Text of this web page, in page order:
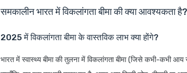
समकालीन भारत में विकलांगता बीमा की क्या आवश्यकता है?
2025 में विकलांगता बीमा के वास्तविक लाभ क्या होंगे?
भारत में स्वास्थ्य बीमा की तुलना में विकलांगता बीमा (जिसे कभी-कभी आय